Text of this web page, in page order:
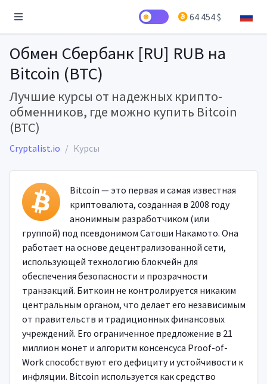
64 454 $
Обмен Сбербанк [RU] RUB на
Bitcoin (BTC)
Лучшие курсы от надежных крипто-
обменников, где можно купить Bitcoin
(BTC)
Cryptalist.io Курсы
Bitcoin — это первая и самая известная
криптовалюта, созданная в 2008 году
анонимным разработчиком (или
группой) под псевдонимом Сатоши Накамото. Она
работает на основе децентрализованной сети,
использующей технологию блокчейн для
обеспечения безопасности и прозрачности
транзакций. Биткоин не контролируется никаким
центральным органом, что делает его независимым
от правительств и традиционных финансовых
учреждений. Его ограниченное предложение в 21
миллион монет и алгоритм консенсуса Proof-of-
Work способствуют его дефициту и устойчивости к
инфляции. Bitcoin используется как средство